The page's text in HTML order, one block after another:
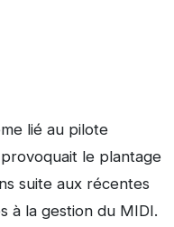
lié au pilote
le plantage
suite aux récentes
à la gestion du MIDI.